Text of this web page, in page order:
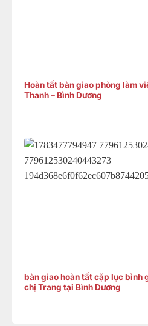
Hoàn tất bàn giao phòng làm
Thanh – Bình Dương
bàn giao hoàn tất cặp lục bình
chị Trang tại Bình Dương